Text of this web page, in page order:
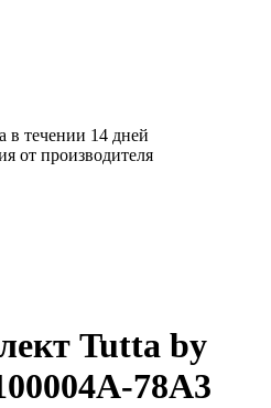
в течении 14 дней
от производителя
Tutta by
78A3